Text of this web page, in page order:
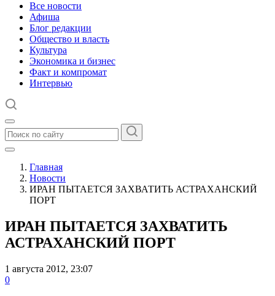
Все новости
Афиша
Блог редакции
Общество и власть
Культура
Экономика и бизнес
Факт и компромат
Интервью
Главная
Новости
ИРАН ПЫТАЕТСЯ ЗАХВАТИТЬ АСТРАХАНСКИЙ
ПОРТ
ИРАН ПЫТАЕТСЯ ЗАХВАТИТЬ
АСТРАХАНСКИЙ ПОРТ
1 августа 2012, 23:07
0